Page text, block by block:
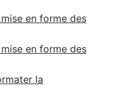
en forme des
en forme des
la